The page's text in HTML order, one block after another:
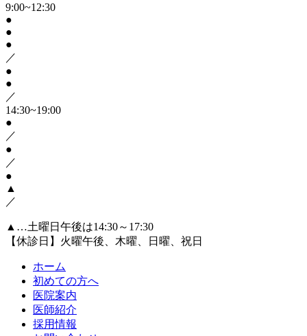
9:00~12:30
●
●
●
／
●
●
／
14:30~19:00
●
／
●
／
●
▲
／
▲…土曜日午後は14:30～17:30
【休診日】火曜午後、木曜、日曜、祝日
ホーム
初めての方へ
医院案内
医師紹介
採用情報